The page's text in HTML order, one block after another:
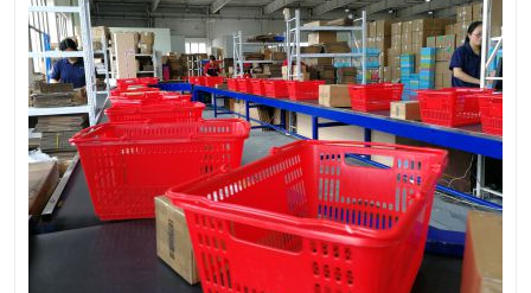
上海仓库代运营 上海托管仓库
上海第三方仓储 上海仓储服务
仓储 上海电商代发货仓库
上海托管仓库